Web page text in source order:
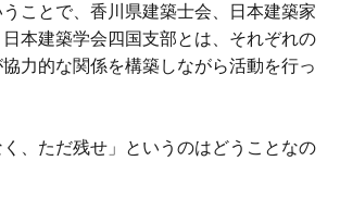
ことで、香川県建築士会、日本建築家
本建築学会四国支部とは、それぞれの
力的な関係を構築しながら活動を行っ
く、ただ残せ」というのはどうことなの